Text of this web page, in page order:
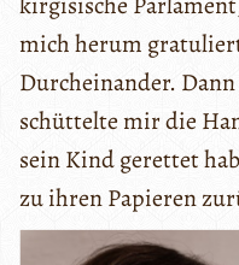
mich herum
Durcheinander.
schüttelte mir die
sein Kind gerettet
zu ihren Papieren